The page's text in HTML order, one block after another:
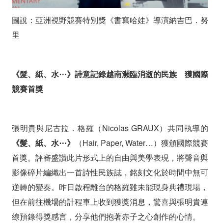
圖說：亞洲視野競賽特別獎《書寫哈娃》導演納吉巴．努
里
《髮、紙、水⋯》詩意記錄越南瀕臨消逝的民族 獲國際
競賽首獎
張明貴與尼古拉．格羅（Nicolas GRAUX）共同執導的
《髮、紙、水⋯》
（Hair, Paper, Water…）獲頒國際競賽
首獎。評審盛讚此片形式上的自由與美學表現，將聲音與
影像碎片編織出一首詩性民族誌，銘刻文化於時間中無可
逆轉的變奏。 昨日啟程離台的格羅雖未能現身典禮現場，
但在前往機場的計程車上收到獲獎消息，驚喜與張明貴連
線預錄得獎感言，分享他們抱著赤子之心創作的心情。